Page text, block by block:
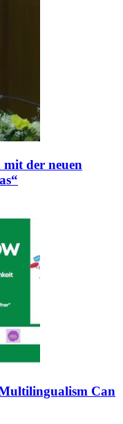
mit der neuen
Can